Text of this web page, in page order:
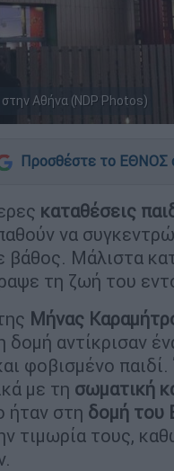
Αθήνα (NDP Photos)
Προσθέστε το ΕΘΝΟΣ
καταθέσεις
να
βάθος. Μάλιστα
τη ζωή του
Μήνας
αντίκρισαν
φοβισμένο
με τη σωματική
ήταν στη δομή του
τιμωρία τους,